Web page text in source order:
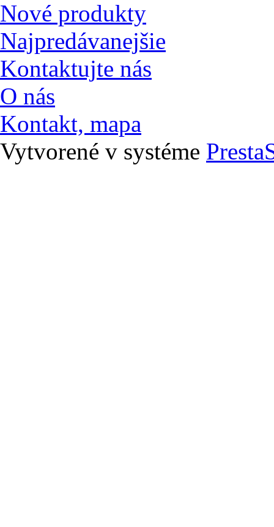
Zľavy a akcie
Nové produkty
Najpredávanejšie
Kontaktujte nás
O nás
Kontakt, mapa